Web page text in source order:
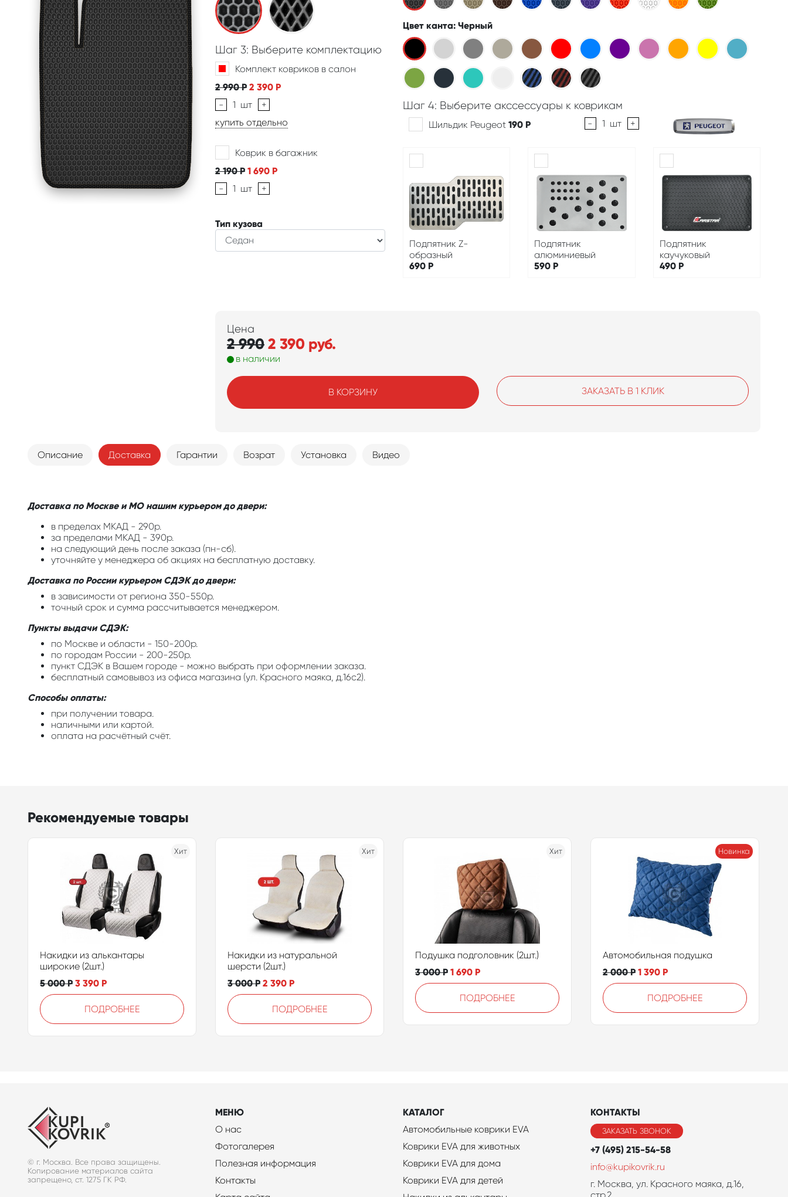
Шаг 3: Выберите комплектацию
Комплект ковриков в салон
2 990Р 2 390 Р
-
1 шт
+
купить отдельно
Коврик в багажник
2 190Р 1 690 Р
-
1 шт +
Тип кузова
Цвет канта: Черный
Шаг 4: Выберите акссессуары к коврикам
Шильдик Peugeot 190 Р - 1 шт +
Подпятник Z-
образный
690 Р
Подпятник
алюминиевый
590 Р
Подпятник
каучуковый
490 Р
Цена
2 9902 390 руб.
в наличии
В КОРЗИНУ ЗАКАЗАТЬ В 1 КЛИК
Описание Доставка Гарантии Возрат Установка Видео
Доставка по Москве и МО нашим курьером до двери:
в пределах МКАД - 290р.
за пределами МКАД - 390р.
на следующий день после заказа (пн-сб).
уточняйте у менеджера об акциях на бесплатную доставку.
Доставка по России курьером СДЭК до двери:
в зависимости от региона 350-550р.
точный срок и сумма рассчитывается менеджером.
Пункты выдачи СДЭК:
по Москве и области - 150-200р.
по городам России - 200-250р.
пункт СДЭК в Вашем городе - можно выбрать при оформлении заказа.
бесплатный самовывоз из офиса магазина (ул. Красного маяка, д.16с2).
Способы оплаты:
при получении товара.
наличными или картой.
оплата на расчётный счёт.
Рекомендуемые товары
Хит
Накидки из алькантары
широкие (2шт.)
5 000Р 3 390 Р
ПОДРОБНЕЕ
Хит
Накидки из натуральной
шерсти (2шт.)
3 000Р 2 390 Р
ПОДРОБНЕЕ
Хит
Подушка подголовник (2шт.)
3 000Р 1 690 Р
ПОДРОБНЕЕ
Новинка
Автомобильная подушка
2 000Р 1 390 Р
ПОДРОБНЕЕ
© г. Москва. Все права защищены.
Копирование материалов сайта
запрещено, ст. 1275 ГК РФ.
МЕНЮ
О нас
Фотогалерея
Полезная информация
Контакты
КАТАЛОГ
Автомобильные коврики EVA
Коврики EVA для животных
Коврики EVA для дома
Коврики EVA для детей
КОНТАКТЫ
ЗАКАЗАТЬ ЗВОНОК
+7 (495) 215-54-58
info@kupikovrik.ru
г. Москва, ул. Красного маяка, д.16,